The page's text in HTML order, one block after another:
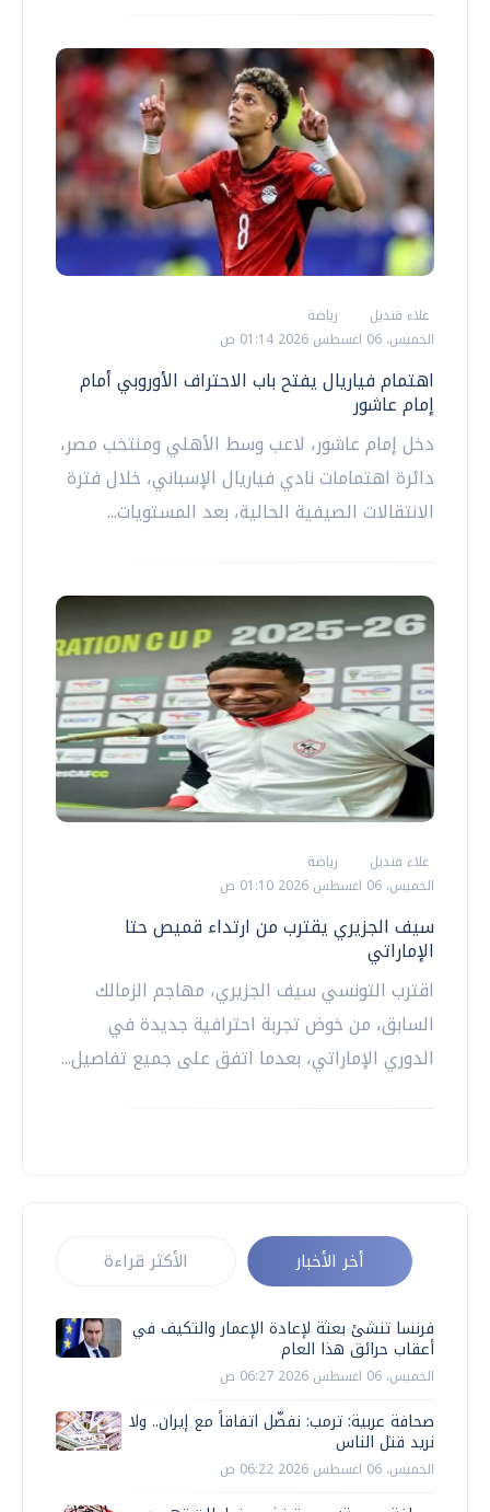
علاء قنديل
رياضة
الخميس، 06 اغسطس 2026 01:14 ص
اهتمام فياريال يفتح باب الاحتراف الأوروبي أمام
إمام عاشور
دخل إمام عاشور، لاعب وسط الأهلي ومنتخب مصر،
دائرة اهتمامات نادي فياريال الإسباني، خلال فترة
الانتقالات الصيفية الحالية، بعد المستويات...
علاء قنديل
رياضة
الخميس، 06 اغسطس 2026 01:10 ص
سيف الجزيري يقترب من ارتداء قميص حتا
الإماراتي
اقترب التونسي سيف الجزيري، مهاجم الزمالك
السابق، من خوض تجربة احترافية جديدة في
الدوري الإماراتي، بعدما اتفق على جميع تفاصيل...
أخر الأخبار الأكثر قراءة
فرنسا تنشئ بعثة لإعادة الإعمار والتكيف في
أعقاب حرائق هذا العام
الخميس، 06 اغسطس 2026 06:27 ص
صحافة عربية: ترمب: نفضّل اتفاقاً مع إيران.. ولا
نريد قتل الناس
الخميس، 06 اغسطس 2026 06:22 ص